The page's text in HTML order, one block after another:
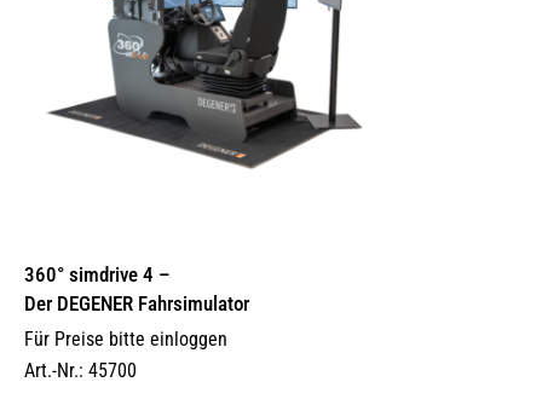
360° simdrive 4 –
Der DEGENER Fahrsimulator
Für Preise bitte einloggen
Art.-Nr.: 45700